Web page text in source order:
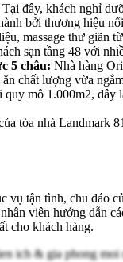
đây, khách nghỉ
bởi thương hiệu
massage thư giãn
sạn tầng 48 với
5 châu: Nhà hàng
chất lượng vừa
quy mô 1.000m2, đây
tòa nhà Landmark
vụ tận tình, chu đáo
viên hướng dẫn
cho khách hàng.